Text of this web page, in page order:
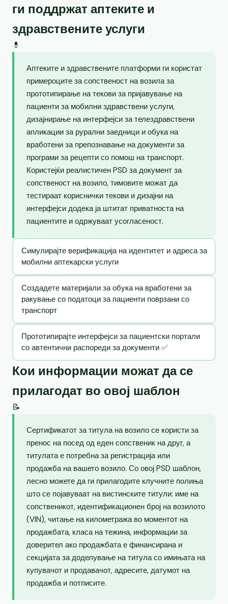
ги поддржат аптеките и
здравствените услуги
💊
Аптеките и здравствените платформи ги користат
примероците за сопственост на возила за
прототипирање на текови за пријавување на
пациенти за мобилни здравствени услуги,
дизајнирање на интерфејси за телездравствени
апликации за рурални заедници и обука на
вработени за препознавање на документи за
програми за рецепти со помош на транспорт.
Користејќи реалистичен PSD за документ за
сопственост на возило, тимовите можат да
тестираат кориснички текови и дизајни на
интерфејси додека ја штитат приватноста на
пациентите и одржуваат усогласеност.
Симулирајте верификација на идентитет и адреса за
мобилни аптекарски услуги
Создадете материјали за обука на вработени за
ракување со податоци за пациенти поврзани со
транспорт
Прототипирајте интерфејси за пациентски портали
со автентични распореди за документи ✅
Кои информации можат да се
прилагодат во овој шаблон
📝
Сертификатот за титула на возило се користи за
пренос на посед од еден сопственик на друг, а
титулата е потребна за регистрација или
продажба на вашето возило. Со овој PSD шаблон,
лесно можете да ги прилагодите клучните полиња
што се појавуваат на вистинските титули: име на
сопственикот, идентификационен број на возилото
(VIN), читање на километража во моментот на
продажбата, класа на тежина, информации за
доверител ако продажбата е финансирана и
секцијата за доделување на титула со имињата на
купувачот и продавачот, адресите, датумот на
продажба и потписите.